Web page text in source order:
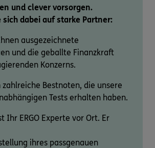
und clever vorsorgen.
sich dabei auf starke Partner:
ausgezeichnete
und die geballte Finanzkraft
Konzerns.
zahlreiche Bestnoten, die unsere
Tests erhalten haben.
Ihr ERGO Experte vor Ort. Er
ihres passgenauen